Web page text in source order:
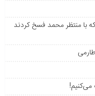
با منتظر محمد فسخ کردند
می‌کنیم!